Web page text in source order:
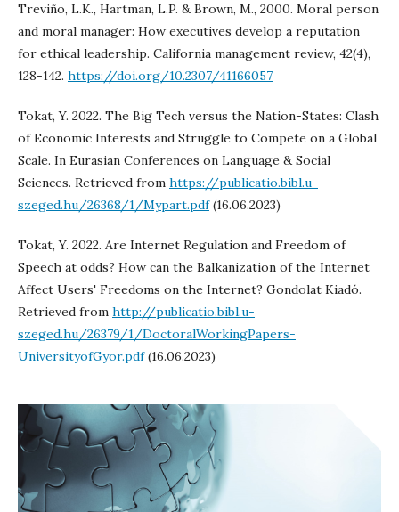
Treviño, L.K., Hartman, L.P. & Brown, M., 2000. Moral person
and moral manager: How executives develop a reputation
for ethical leadership. California management review, 42(4),
128-142. https://doi.org/10.2307/41166057
Tokat, Y. 2022. The Big Tech versus the Nation-States: Clash
of Economic Interests and Struggle to Compete on a Global
Scale. In Eurasian Conferences on Language & Social
Sciences. Retrieved from https://publicatio.bibl.u-
szeged.hu/26368/1/Mypart.pdf(16.06.2023)
Tokat, Y. 2022. Are Internet Regulation and Freedom of
Speech at odds? How can the Balkanization of the Internet
Affect Users' Freedoms on the Internet? Gondolat Kiadó.
Retrieved from http://publicatio.bibl.u-
szeged.hu/26379/1/DoctoralWorkingPapers-
UniversityofGyor.pdf(16.06.2023)